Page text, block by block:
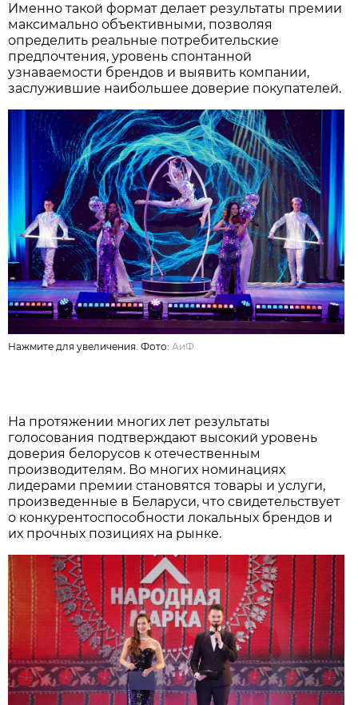
Именно такой формат делает результаты премии
максимально объективными, позволяя
определить реальные потребительские
предпочтения, уровень спонтанной
узнаваемости брендов и выявить компании,
заслужившие наибольшее доверие покупателей.
Нажмите для увеличения. Фото:АиФ
На протяжении многих лет результаты
голосования подтверждают высокий уровень
доверия белорусов к отечественным
производителям. Во многих номинациях
лидерами премии становятся товары и услуги,
произведенные в Беларуси, что свидетельствует
о конкурентоспособности локальных брендов и
их прочных позициях на рынке.